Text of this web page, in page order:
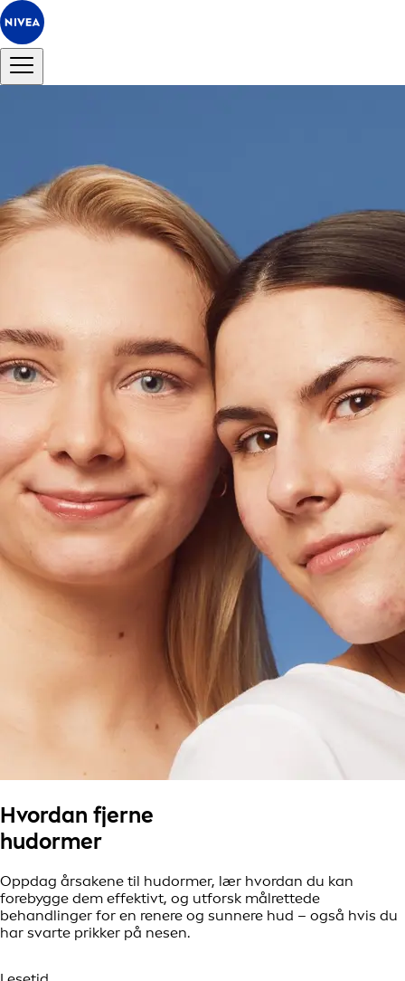
Hvordan fjerne
hudormer
Oppdag årsakene til hudormer, lær hvordan du kan
forebygge dem effektivt, og utforsk målrettede
behandlinger for en renere og sunnere hud – også hvis du
har svarte prikker på nesen.